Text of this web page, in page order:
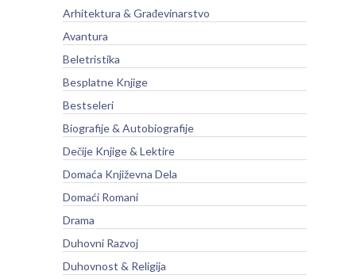
Arhitektura & Građevinarstvo
Avantura
Beletristika
Besplatne Knjige
Bestseleri
Biografije & Autobiografije
Dečije Knjige & Lektire
Domaća Književna Dela
Domaći Romani
Drama
Duhovni Razvoj
Duhovnost & Religija